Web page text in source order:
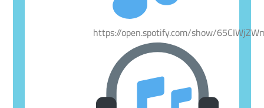
https://open.spotify.com/show/